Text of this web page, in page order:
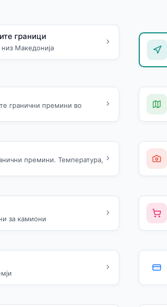
граници
Македонија
гранични премини во
премини. Температура,
за камиони